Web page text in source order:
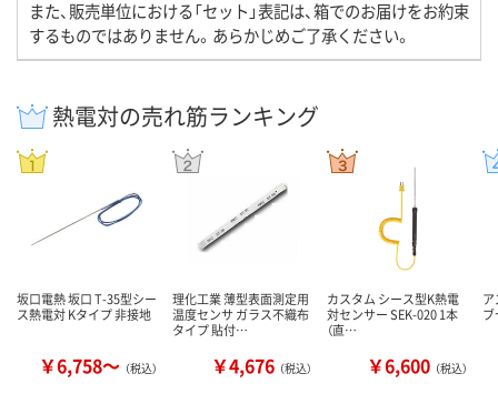
また、販売単位における「セット」表記は、箱でのお届けをお約束
するものではありません。あらかじめご了承ください。
熱電対の売れ筋ランキング
坂口電熱 坂口 T-35型シー
ス熱電対 Kタイプ 非接地
￥6,758～ （税込）
理化工業 薄型表面測定用
温度センサ ガラス不織布
タイプ 貼付…
￥4,676 （税込）
カスタム シース型K熱電
対センサー SEK-020 1本
（直…
￥6,600 （税込）